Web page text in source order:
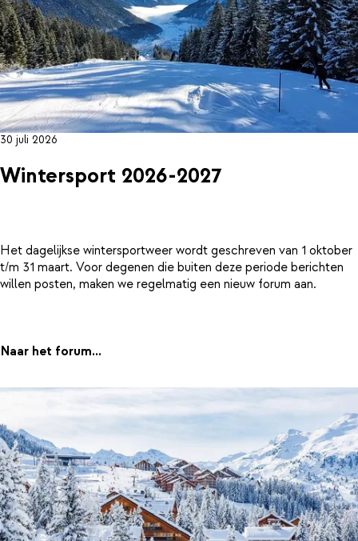
30 juli 2026
Wintersport 2026-2027
Het dagelijkse wintersportweer wordt geschreven van 1 oktober
t/m 31 maart. Voor degenen die buiten deze periode berichten
willen posten, maken we regelmatig een nieuw forum aan.
Naar het forum...